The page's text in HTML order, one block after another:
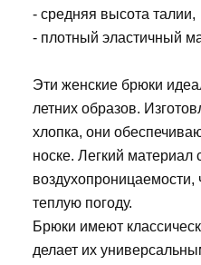
- средняя высота талии,
- плотный эластичный
Эти женские брюки
летних образов.
хлопка, они
носке. Легкий материал
воздухопроницаемости,
теплую погоду.
Брюки имеют
делает их